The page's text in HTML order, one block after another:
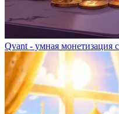
Qvant - умная монетизация